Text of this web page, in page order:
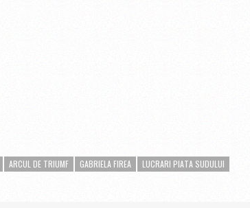
ARCUL DE TRIUMF GABRIELA FIREA
LUCRARI PIATA SUDULUI